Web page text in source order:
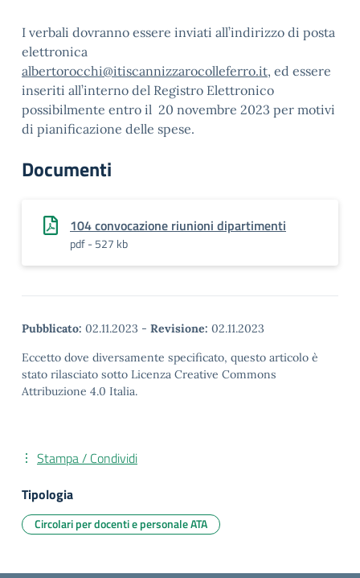
I verbali dovranno essere inviati all’indirizzo di posta
elettronica
albertorocchi@itiscannizzarocolleferro.it, ed essere
inseriti all’interno del Registro Elettronico
possibilmente entro il 20 novembre 2023 per motivi
di pianificazione delle spese.
Documenti
104 convocazione riunioni dipartimenti
pdf - 527 kb
Pubblicato: 02.11.2023 - Revisione: 02.11.2023
Eccetto dove diversamente specificato, questo articolo è
stato rilasciato sotto Licenza Creative Commons
Attribuzione 4.0 Italia.
Stampa / Condividi
Tipologia
Circolari per docenti e personale ATA